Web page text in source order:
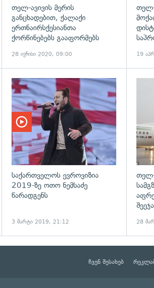
თელ-ავივის მერის
განცხადებით, ქალაქი
ერთნაირსქესიანთა
ქორწინებებს გააფორმებს
28 ივნისი 2020, 09:00
თელ-
19
გადახედვა
საქართველოს ევროვიზია
2019-ზე ოთო ნემსაძე
წარადგენს
3 მარტი 2019, 21:12
თელ-
28
ჩვენ შესახებ